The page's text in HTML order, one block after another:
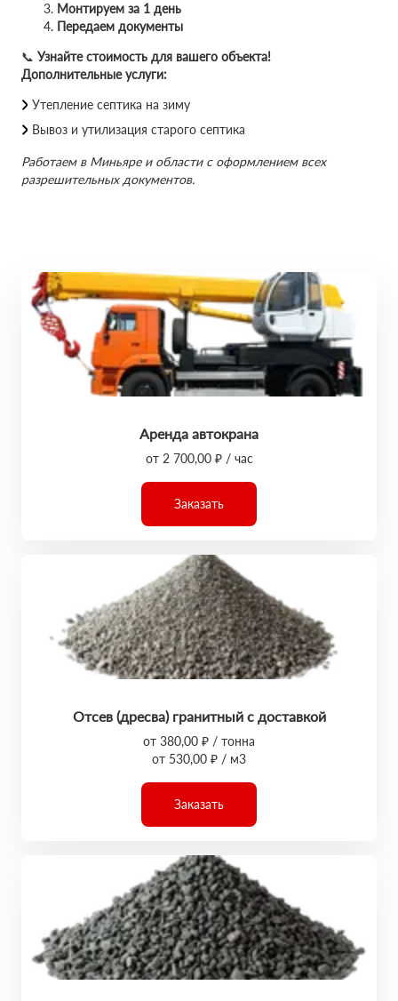
Монтируем за 1 день
Передаем документы
📞 Узнайте стоимость для вашего объекта!
Дополнительные услуги:
Утепление септика на зиму
Вывоз и утилизация старого септика
Работаем в Миньяре и области с оформлением всех
разрешительных документов.
Аренда автокрана
от 2 700,00 ₽ / час
Заказать
Отсев (дресва) гранитный с доставкой
от 380,00 ₽ / тонна
от 530,00 ₽ / м3
Заказать